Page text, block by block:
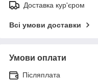
Доставка кур'єром
Всі умови доставки
Умови оплати
Післяплата